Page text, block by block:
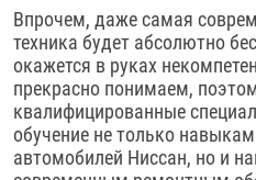
Впрочем, даже самая
техника будет абсолютно
окажется в руках
прекрасно понимаем,
квалифицированные
обучение не только
автомобилей Ниссан, но и